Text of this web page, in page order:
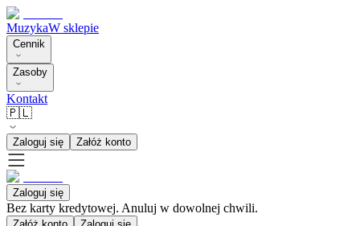
MuzykaW sklepie
Cennik
Zasoby
Kontakt
🇵🇱
Zaloguj się Załóż konto
Zaloguj się
Bez karty kredytowej. Anuluj w dowolnej chwili.